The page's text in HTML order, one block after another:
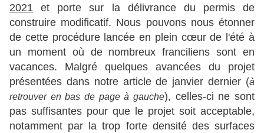
2021 et porte sur la délivrance du permis de
construire modificatif. Nous pouvons nous étonner
de cette procédure lancée en plein cœur de l'été à
un moment où de nombreux franciliens sont en
vacances. Malgré quelques avancées du projet
présentées dans notre article de janvier dernier (à
retrouver en bas de page à gauche), celles-ci ne sont
pas suffisantes pour que le projet soit acceptable,
notamment par la trop forte densité des surfaces